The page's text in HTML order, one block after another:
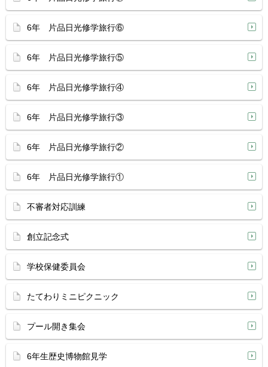
6年 片品日光修学旅行⑥
6年 片品日光修学旅行⑤
6年 片品日光修学旅行④
6年 片品日光修学旅行③
6年 片品日光修学旅行②
6年 片品日光修学旅行①
不審者対応訓練
創立記念式
学校保健委員会
たてわりミニピクニック
プール開き集会
6年生歴史博物館見学